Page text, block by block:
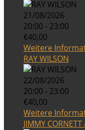
21/08/2026
20:00 - 23:00
€40,00
Weitere
RAY WILSON
22/08/2026
20:00 - 23:00
€40,00
Weitere
JIMMY